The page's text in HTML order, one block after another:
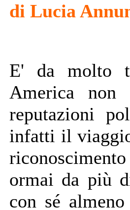
di Lucia
E' da molto
America
reputazioni
infatti il
ormai da più
con sé